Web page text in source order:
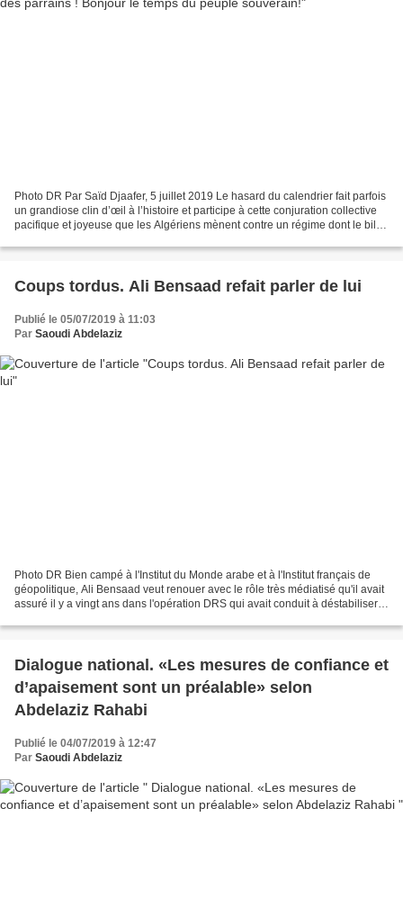
Photo DR Par Saïd Djaafer, 5 juillet 2019 Le hasard du calendrier fait parfois
un grandiose clin d’œil à l’histoire et participe à cette conjuration collective
pacifique et joyeuse que les Algériens mènent contre un régime dont le bilan
Coups tordus. Ali Bensaad refait parler de lui
Publié le 05/07/2019 à 11:03
Par Saoudi Abdelaziz
Photo DR Bien campé à l'Institut du Monde arabe et à l'Institut français de
géopolitique, Ali Bensaad veut renouer avec le rôle très médiatisé qu'il avait
assuré il y a vingt ans dans l'opération DRS qui avait conduit à déstabiliser
Dialogue national. «Les mesures de confiance et
d’apaisement sont un préalable» selon
Abdelaziz Rahabi
Publié le 04/07/2019 à 12:47
Par Saoudi Abdelaziz